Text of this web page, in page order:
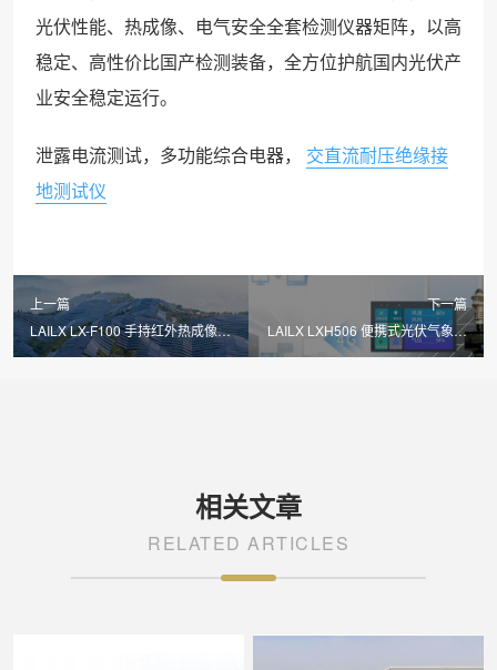
光伏性能、热成像、电气安全全套检测仪器矩阵，以高
稳定、高性价比国产检测装备，全方位护航国内光伏产
业安全稳定运行。
泄露电流测试，多功能综合电器，
交直流耐压绝缘接
地测试仪
上一篇
LAILX LX-F100 手持红外热成像仪
全新上市 精准捕捉光伏热斑筑牢
下一篇
LAILX LXH506 便携式光伏气象站
全新推出 精准采集环境数据赋能
相关文章
RELATED ARTICLES